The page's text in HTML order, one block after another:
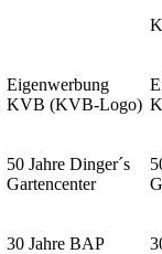
Eigenwerbung
KVB (KVB-Logo)
50 Jahre Dinger´s
Gartencenter
30 Jahre BAP